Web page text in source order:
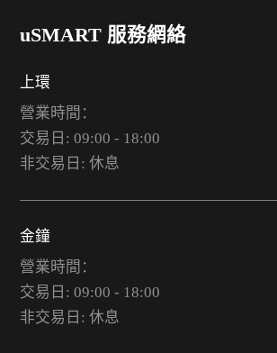
uSMART 服務網絡
上環
營業時間：
交易日: 09:00 - 18:00
非交易日: 休息
金鐘
營業時間：
交易日: 09:00 - 18:00
非交易日: 休息